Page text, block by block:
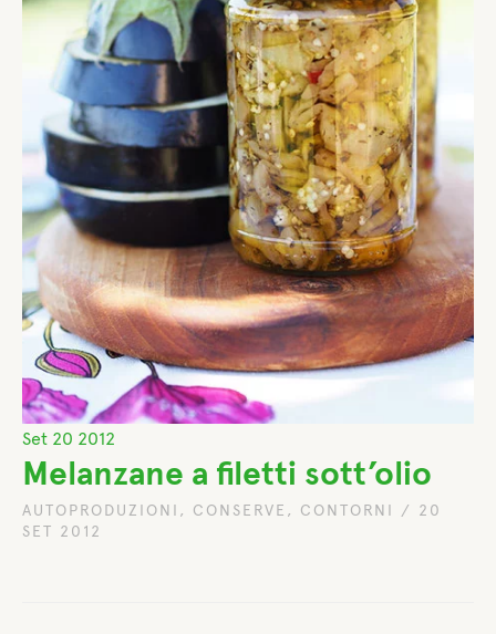
Set 20 2012
Melanzane a filetti sott’olio
AUTOPRODUZIONI , CONSERVE , CONTORNI / 20
SET 2012